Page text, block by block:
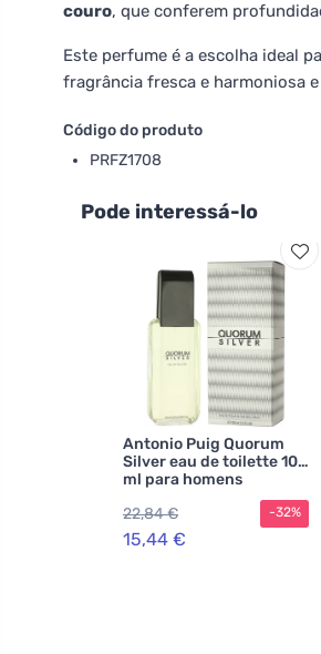
couro, que conferem
Este perfume é a escolha ideal
fragrância fresca e harmoniosa
Código do produto
PRFZ1708
Pode interessá-lo
Antonio Puig Quorum
Silver eau de toilette 100
ml para homens
22,84 €
15,44 €
-32%